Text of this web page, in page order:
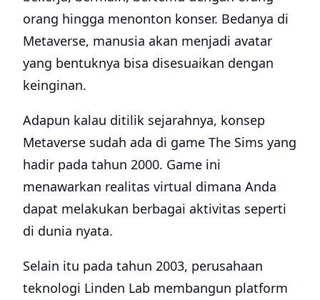
orang hingga menonton konser. Bedanya di
Metaverse, manusia akan menjadi avatar
yang bentuknya bisa disesuaikan dengan
keinginan.
Adapun kalau ditilik sejarahnya, konsep
Metaverse sudah ada di game The Sims yang
hadir pada tahun 2000. Game ini
menawarkan realitas virtual dimana Anda
dapat melakukan berbagai aktivitas seperti
di dunia nyata.
Selain itu pada tahun 2003, perusahaan
teknologi Linden Lab membangun platform